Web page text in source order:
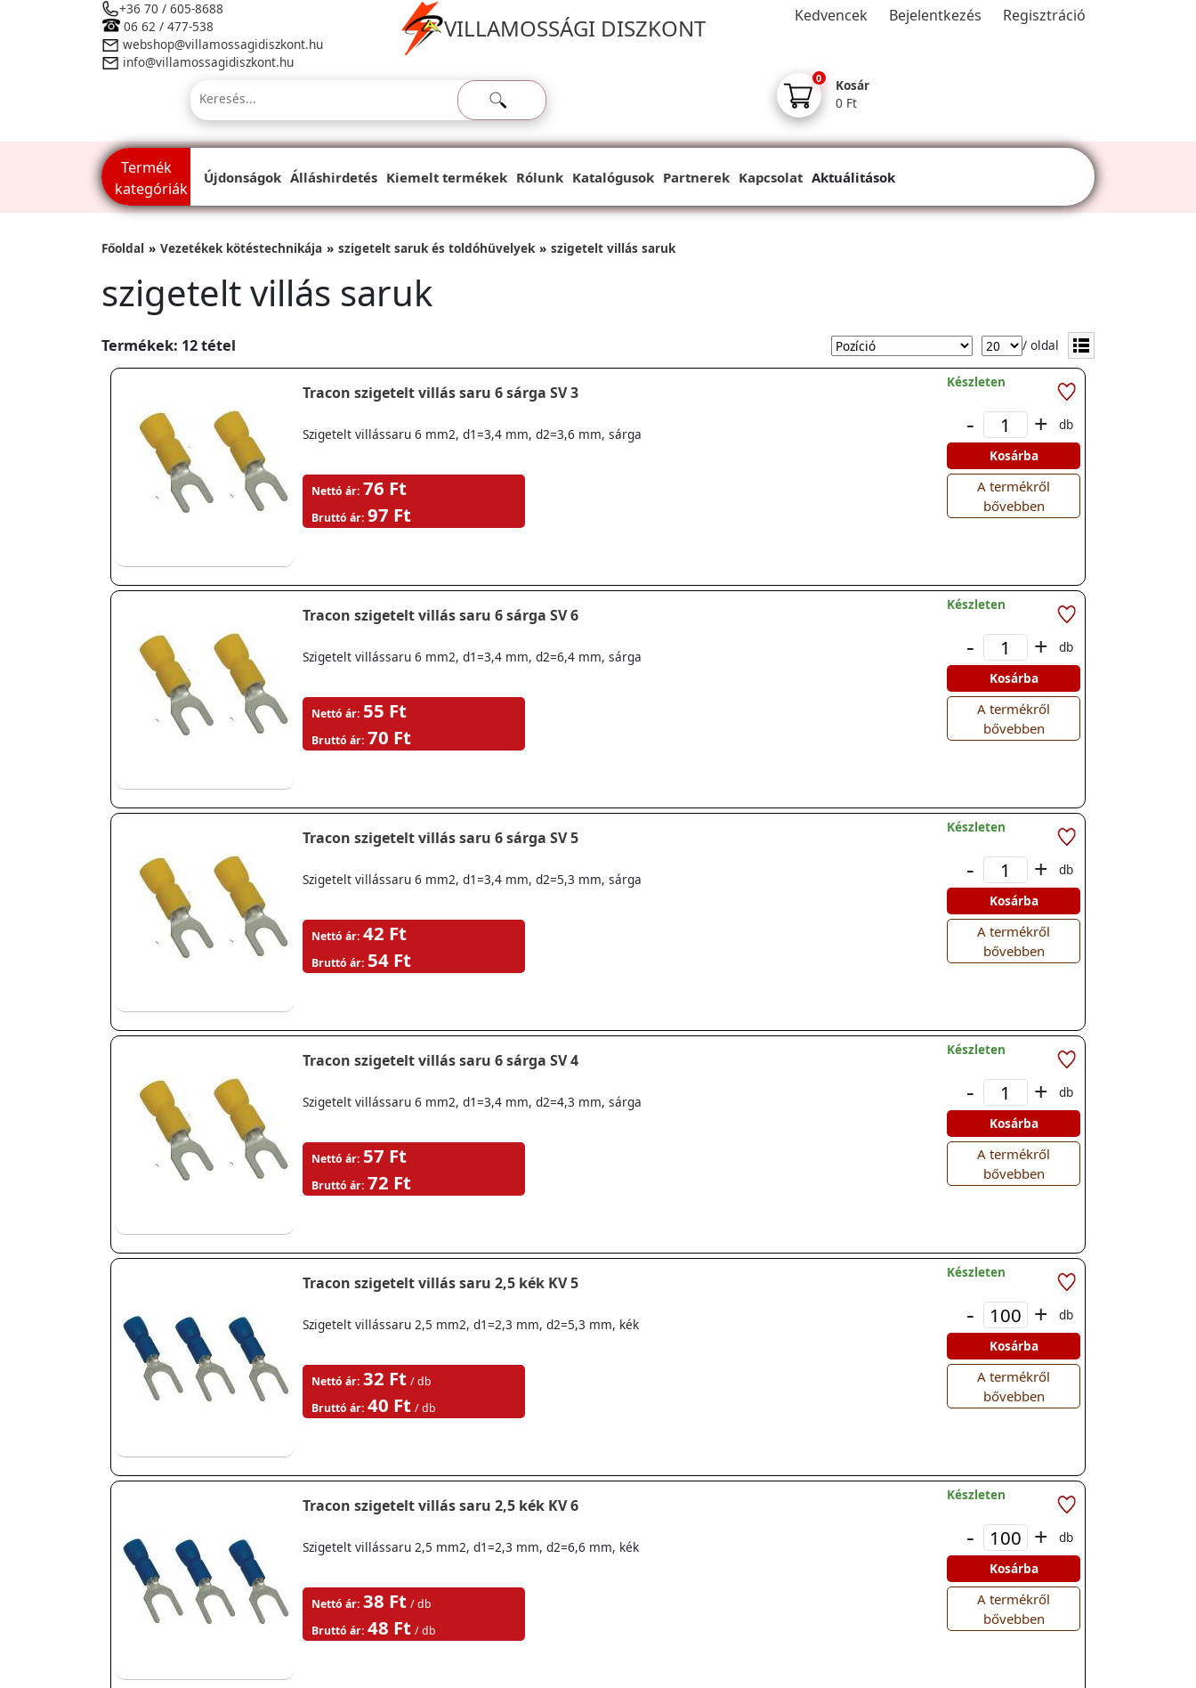
+36 70 / 605-8688
06 62 / 477-538
webshop@villamossagidiszkont.hu
info@villamossagidiszkont.hu
VILLAMOSSÁGI DISZKONT Kedvencek Bejelentkezés Regisztráció
0
Kosár
0 Ft
Termék
kategóriák
Újdonságok Álláshirdetés Kiemelt termékek Rólunk Katalógusok Partnerek Kapcsolat Aktuálitások
Főoldal Vezetékek kötéstechnikája szigetelt saruk és toldóhüvelyek szigetelt villás saruk
szigetelt villás saruk
Termékek: 12 tétel / oldal
Tracon szigetelt villás saru 6 sárga SV 3
Szigetelt villássaru 6 mm2, d1=3,4 mm, d2=3,6 mm, sárga
Nettó ár: 76 Ft
Bruttó ár: 97 Ft
Készleten
- +
db
Kosárba
A termékről
bővebben
Tracon szigetelt villás saru 6 sárga SV 6
Szigetelt villássaru 6 mm2, d1=3,4 mm, d2=6,4 mm, sárga
Nettó ár: 55 Ft
Bruttó ár: 70 Ft
Készleten
- +
db
Kosárba
A termékről
bővebben
Tracon szigetelt villás saru 6 sárga SV 5
Szigetelt villássaru 6 mm2, d1=3,4 mm, d2=5,3 mm, sárga
Nettó ár: 42 Ft
Bruttó ár: 54 Ft
Készleten
- +
db
Kosárba
A termékről
bővebben
Tracon szigetelt villás saru 6 sárga SV 4
Szigetelt villássaru 6 mm2, d1=3,4 mm, d2=4,3 mm, sárga
Nettó ár: 57 Ft
Bruttó ár: 72 Ft
Készleten
- +
db
Kosárba
A termékről
bővebben
Tracon szigetelt villás saru 2,5 kék KV 5
Szigetelt villássaru 2,5 mm2, d1=2,3 mm, d2=5,3 mm, kék
Nettó ár: 32 Ft / db
Bruttó ár: 40 Ft / db
Készleten
- +
db
Kosárba
A termékről
bővebben
Tracon szigetelt villás saru 2,5 kék KV 6
Szigetelt villássaru 2,5 mm2, d1=2,3 mm, d2=6,6 mm, kék
Nettó ár: 38 Ft / db
Bruttó ár: 48 Ft / db
Készleten
- +
db
Kosárba
A termékről
bővebben